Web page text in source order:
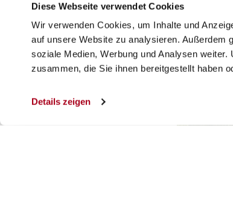
Diese Webseite verwendet Cookies
Wir verwenden Cookies, um Inhalte und
auf unsere Website zu analysieren. Außerdem
soziale Medien, Werbung und Analysen
zusammen, die Sie ihnen bereitgestellt haben
Details zeigen
Categories
Keine Kategorien
Anmelden
Eintrags-Feed
WordPress.org